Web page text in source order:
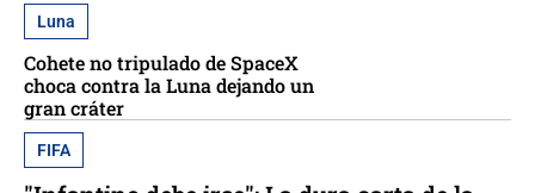
Luna
Cohete no tripulado de SpaceX
choca contra la Luna dejando un
gran cráter
FIFA